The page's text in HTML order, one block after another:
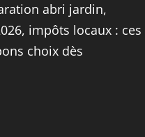
abri jardin,
impôts locaux : ces
choix dès